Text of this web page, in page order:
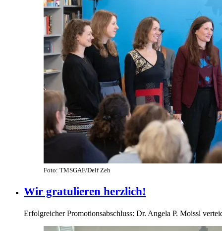
Foto: TMSGAF/Delf Zeh
Wir gratulieren herzlich!
Erfolgreicher Promotionsabschluss: Dr. Angela P. Moissl